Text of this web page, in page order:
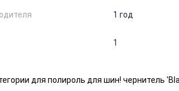
1 год
1
для полироль для шин! чернитель